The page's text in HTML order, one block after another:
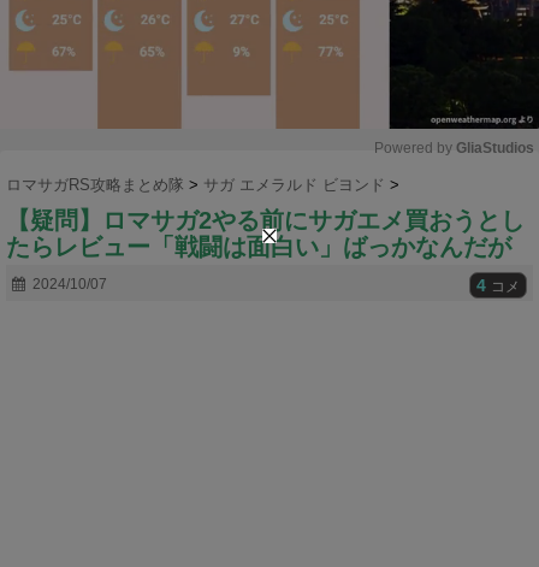
u
t
Powered by GliaStudios
ロマサガRS攻略まとめ隊 > サガ エメラルド ビヨンド >
【疑問】ロマサガ2やる前にサガエメ買おうとし
たらレビュー「戦闘は面白い」ばっかなんだが
2024/10/07 4 コメ